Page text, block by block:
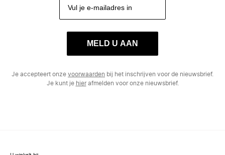
MELD U AAN
Je accepteert onze voorwaarden bij het inschrijven voor de nieuwsbrief.
Je kunt je hierafmelden voor onze nieuwsbrief.